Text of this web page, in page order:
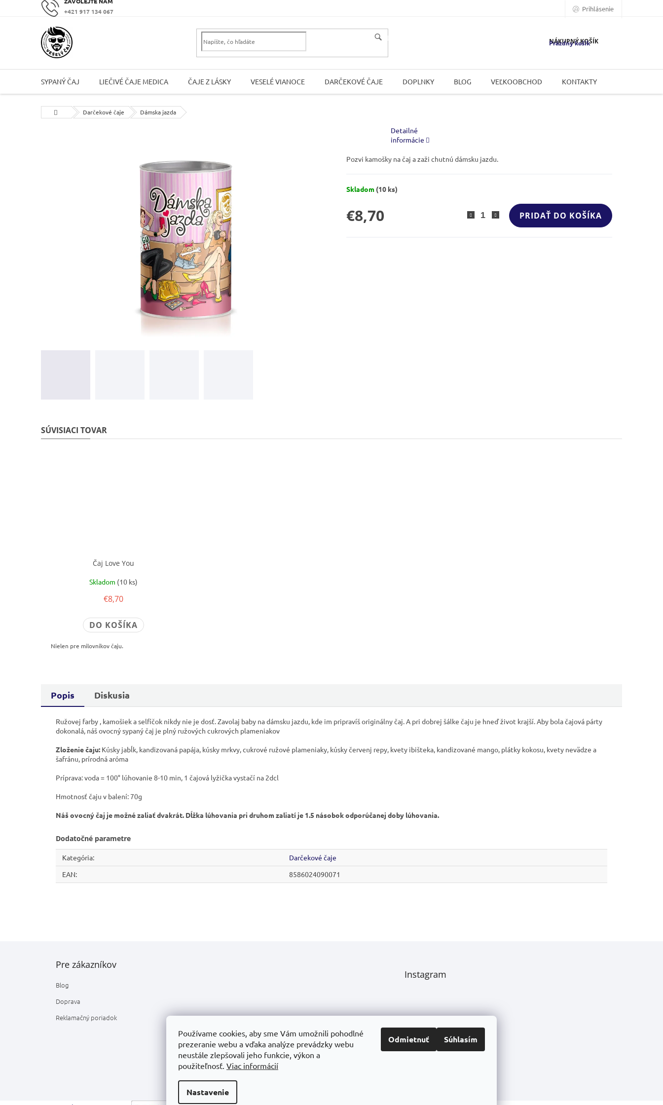
Používame cookies, aby sme Vám umožnili pohodlné
prezeranie webu a vďaka analýze prevádzky webu
neustále zlepšovali jeho funkcie, výkon a
použiteľnosť. Viac informácií
Nastavenie
Odmietnuť Súhlasím
+421 917 134 067 Prihlásenie
HĽADAŤ NÁKUPNÝ KOŠÍK
Prázdny košík
SYPANÝ ČAJ LIEČIVÉ ČAJE MEDICA ČAJE Z LÁSKY VESELÉ VIANOCE DARČEKOVÉ ČAJE DOPLNKY BLOG VEĽKOOBCHOD KONTAKTY
DomovDarčekové čaje Dámska jazda
€8,70
Skladom (10 ks)
PRIDAŤ DO KOŠÍKA
Pozvi kamošky na čaj a zaži chutnú dámsku jazdu.
Detailné
informácie
SÚVISIACI TOVAR
Čaj Love You
Skladom (10 ks)
€8,70
DO KOŠÍKA
Nielen pre milovníkov čaju.
Popis Diskusia
Ružovej farby , kamošiek a selfíčok nikdy nie je dosť. Zavolaj baby na dámsku jazdu, kde im pripravíš originálny čaj. A pri dobrej šálke čaju je hneď život krajší. Aby bola čajová párty
dokonalá, náš ovocný sypaný čaj je plný ružových cukrových plameniakov
Zloženie čaju: Kúsky jabĺk, kandizovaná papája, kúsky mrkvy, cukrové ružové plameniaky, kúsky červenj repy, kvety ibišteka, kandizované mango, plátky kokosu, kvety nevädze a
šafránu, prírodná aróma
Príprava: voda = 100° lúhovanie 8-10 min, 1 čajová lyžička vystačí na 2dcl
Hmotnosť čaju v balení: 70g
Náš ovocný čaj je možné zaliať dvakrát. Dĺžka lúhovania pri druhom zaliatí je 1.5 násobok odporúčanej doby lúhovania.
Dodatočné parametre
Kategória:
Darčekové čaje
EAN: 8586024090071
Pre zákazníkov
Blog
Doprava
Reklamačný poriadok
Instagram